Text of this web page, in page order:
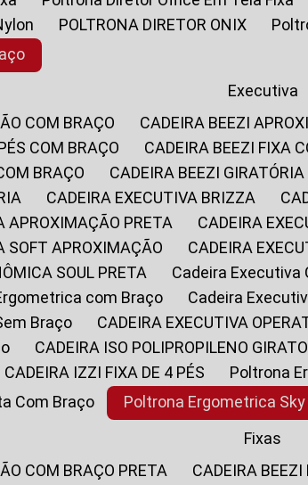
POLTRONA DIRETOR ONIX
Executiva
COM BRAÇO
CADEIRA BEEZI
COM BRAÇO
CADEIRA BEEZI FIXA
BRAÇO
CADEIRA BEEZI
CADEIRA EXECUTIVA BRIZZA
APROXIMAÇÃO PRETA
CADEIRA
SOFT APROXIMAÇÃO
CADEIRA
SOUL PRETA
Cadeira
com Braço
Cadeira
Braço
CADEIRA EXECUTIVA
CADEIRA ISO POLIPROPILENO
CADEIRA IZZI FIXA DE 4 PÉS
Poltrona
Com Braço
Poltrona Ergometrica
Fixas
COM BRAÇO PRETA
CADEIRA